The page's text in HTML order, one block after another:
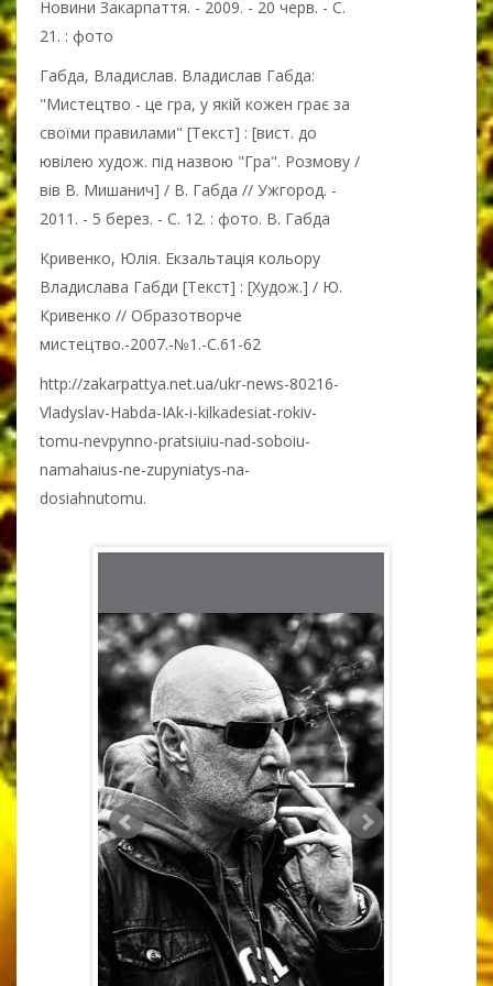
Новини Закарпаття. - 2009. - 20 черв. - С.
21. : фото
Габда, Владислав. Владислав Габда:
"Мистецтво - це гра, у якій кожен грає за
своїми правилами" [Текст] : [вист. до
ювілею худож. під назвою "Гра". Розмову /
вів В. Мишанич] / В. Габда // Ужгород. -
2011. - 5 берез. - С. 12. : фото. В. Габда
Кривенко, Юлія. Екзальтація кольору
Владислава Габди [Текст] : [Худож.] / Ю.
Кривенко // Образотворче
мистецтво.-2007.-№1.-С.61-62
http://zakarpattya.net.ua/ukr-news-80216-
Vladyslav-Habda-IAk-i-kilkadesiat-rokiv-
tomu-nevpynno-pratsiuiu-nad-soboiu-
namahaius-ne-zupyniatys-na-
dosiahnutomu.